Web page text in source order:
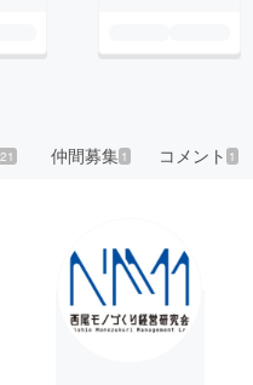
21 仲間募集 1 コメント 1